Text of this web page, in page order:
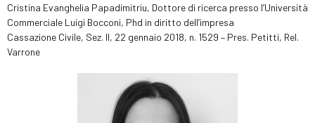
Cristina Evanghelia Papadimitriu, Dottore di ricerca presso l’Università
Commerciale Luigi Bocconi, Phd in diritto dell’impresa
Cassazione Civile, Sez. II, 22 gennaio 2018, n. 1529 – Pres. Petitti, Rel.
Varrone